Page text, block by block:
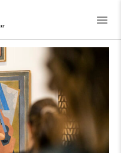
konsten